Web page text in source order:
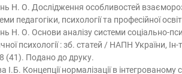
Н. О. Дослідження особливостей
педагогіки, психології та професійної
Н. О. Основи аналізу системи соціально-
психології : зб. статей / НАПН України,
(41). Подано до друку.
І.Б. Концепції нормалізації в